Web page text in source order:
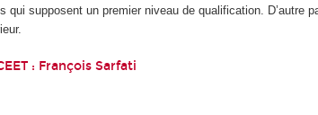
qui supposent un premier niveau de qualification.
: François Sarfati